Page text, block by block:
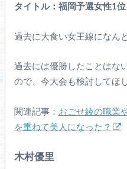
タイトル：福岡予選女性1位
過去に大食い女王線になん
過去には優勝したことはな
ので、今大会も検討してほ
関連記事： おごせ綾の職業
を重ねて美人になった？
木村優里